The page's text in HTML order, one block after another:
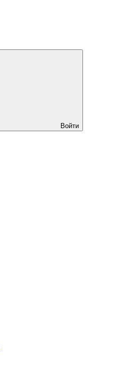
Войти